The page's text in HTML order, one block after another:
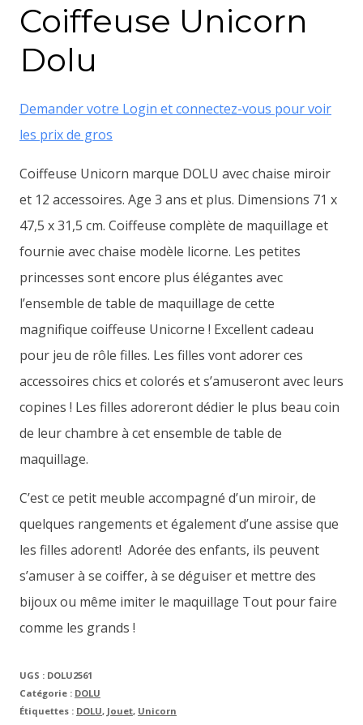
Coiffeuse Unicorn
Dolu
Demander votre Login et connectez-vous pour voir
les prix de gros
Coiffeuse Unicorn marque DOLU avec chaise miroir
et 12 accessoires. Age 3 ans et plus. Dimensions 71 x
47,5 x 31,5 cm. Coiffeuse complète de maquillage et
fournie avec chaise modèle licorne. Les petites
princesses sont encore plus élégantes avec
l’ensemble de table de maquillage de cette
magnifique coiffeuse Unicorne ! Excellent cadeau
pour jeu de rôle filles. Les filles vont adorer ces
accessoires chics et colorés et s’amuseront avec leurs
copines ! Les filles adoreront dédier le plus beau coin
de leur chambre à cet ensemble de table de
maquillage.
C’est ce petit meuble accompagné d’un miroir, de
quelques rangements et également d’une assise que
les filles adorent! Adorée des enfants, ils peuvent
s’amuser à se coiffer, à se déguiser et mettre des
bijoux ou même imiter le maquillage Tout pour faire
comme les grands !
UGS : DOLU2561
Catégorie : DOLU
Étiquettes : DOLU, Jouet, Unicorn